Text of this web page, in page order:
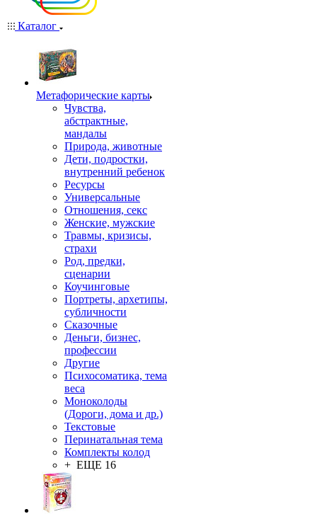
Каталог
Mетафорические карты
Чувства,
абстрактные,
мандалы
Природа, животные
Дети, подростки,
внутренний ребенок
Ресурсы
Универсальные
Отношения, секс
Женские, мужские
Травмы, кризисы,
страхи
Род, предки,
сценарии
Коучинговые
Портреты, архетипы,
субличности
Сказочные
Деньги, бизнес,
профессии
Другие
Психосоматика, тема
веса
Моноколоды
(Дороги, дома и др.)
Текстовые
Перинатальная тема
Комплекты колод
+ ЕЩЕ 16